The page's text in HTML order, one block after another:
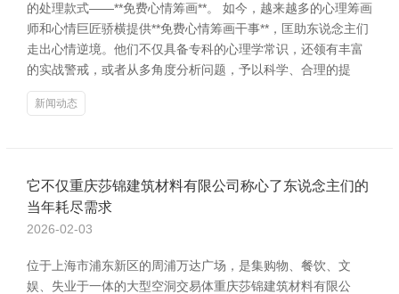
的处理款式——**免费心情筹画**。 如今，越来越多的心理筹画
师和心情巨匠骄横提供**免费心情筹画干事**，匡助东说念主们
走出心情逆境。他们不仅具备专科的心理学常识，还领有丰富
的实战警戒，或者从多角度分析问题，予以科学、合理的提
新闻动态
它不仅重庆莎锦建筑材料有限公司称心了东说念主们的
当年耗尽需求
2026-02-03
位于上海市浦东新区的周浦万达广场，是集购物、餐饮、文
娱、失业于一体的大型空洞交易体重庆莎锦建筑材料有限公